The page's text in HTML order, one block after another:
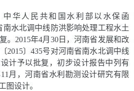
中华人民共和国水利部以水保函
南水北调中线防洪影响处理工程水土
。 2015年4月 30日，河南省发展和改
2015〕435号对河南省南水北调中线
计予以批复 ，初步设计报告中列有
11 月，河南省水利勘测设计研究有限
图设计。